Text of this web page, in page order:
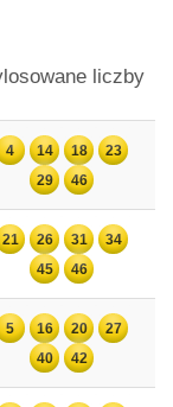
liczby
4 14 18
23
29
46
21 26 31
34
45
46
5 16 20
27
40
42